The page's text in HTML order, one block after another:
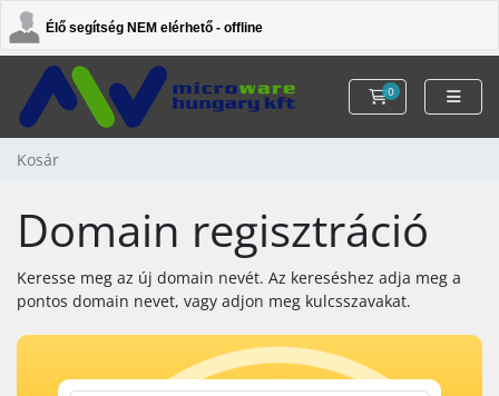
Élő segítség NEM elérhető - offline
0
Kosár
Kosár
Domain regisztráció
Keresse meg az új domain nevét. Az kereséshez adja meg a
pontos domain nevet, vagy adjon meg kulcsszavakat.